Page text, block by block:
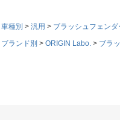
車種別 汎用 ブラッシュフェンダ
ブランド別 ORIGIN Labo. ブラ